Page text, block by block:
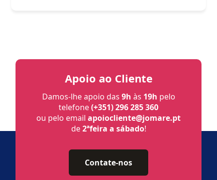
Apoio ao Cliente
Damos-lhe apoio das 9h às 19h pelo
telefone(+351) 296 285 360
ou pelo email apoiocliente@jomare.pt
de2ªfeira a sábado!
Contate-nos